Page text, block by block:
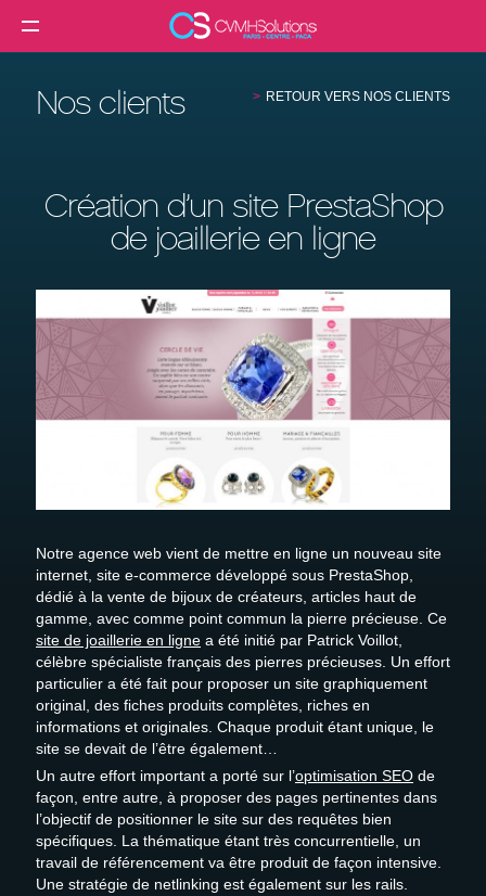
MENU
Créer un site internet
Création de site e-commerce
Création de site vitrine
Formation
Blog
Nos clients RETOUR VERS NOS CLIENTS
Création d’un site PrestaShop
de joaillerie en ligne
Notre agence web vient de mettre en ligne un nouveau site
internet, site e-commerce développé sous PrestaShop,
dédié à la vente de bijoux de créateurs, articles haut de
gamme, avec comme point commun la pierre précieuse. Ce
site de joaillerie en ligne a été initié par Patrick Voillot,
célèbre spécialiste français des pierres précieuses. Un effort
particulier a été fait pour proposer un site graphiquement
original, des fiches produits complètes, riches en
informations et originales. Chaque produit étant unique, le
site se devait de l’être également…
Un autre effort important a porté sur l’optimisation SEO de
façon, entre autre, à proposer des pages pertinentes dans
l’objectif de positionner le site sur des requêtes bien
spécifiques. La thématique étant très concurrentielle, un
travail de référencement va être produit de façon intensive.
Une stratégie de netlinking est également sur les rails.